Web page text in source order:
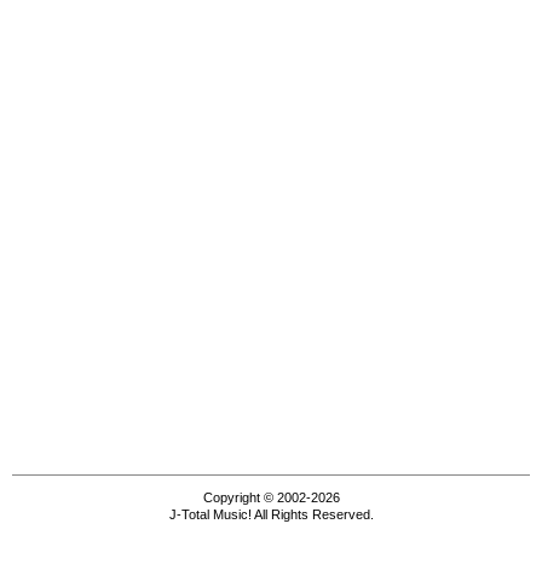
Copyright © 2002-2026
J-Total Music! All Rights Reserved.